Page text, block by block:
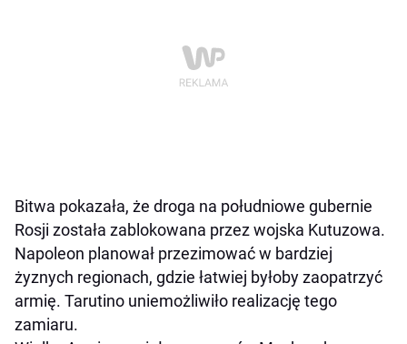
Bitwa pokazała, że droga na południowe gubernie
Rosji została zablokowana przez wojska Kutuzowa.
Napoleon planował przezimować w bardziej
żyznych regionach, gdzie łatwiej byłoby zaopatrzyć
armię. Tarutino uniemożliwiło realizację tego
zamiaru.